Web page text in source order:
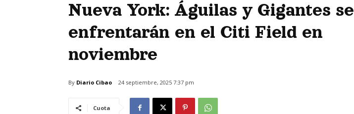
Nueva York: Águilas y Gigantes se
enfrentarán en el Citi Field en
noviembre
By Diario Cibao 24 septiembre, 2025 7:37 pm
Cuota